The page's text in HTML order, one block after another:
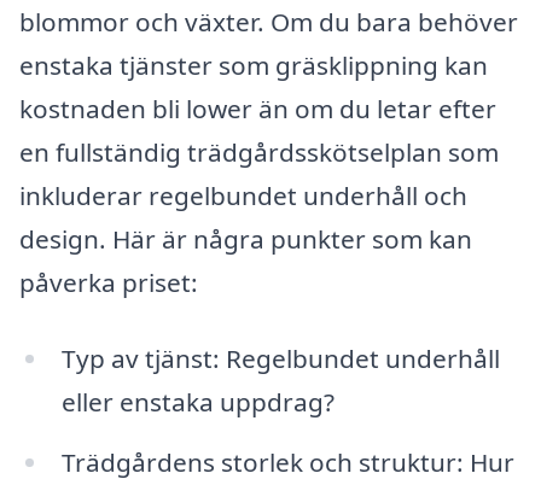
blommor och växter. Om du bara behöver
enstaka tjänster som gräsklippning kan
kostnaden bli lower än om du letar efter
en fullständig trädgårdsskötselplan som
inkluderar regelbundet underhåll och
design. Här är några punkter som kan
påverka priset:
Typ av tjänst: Regelbundet underhåll
eller enstaka uppdrag?
Trädgårdens storlek och struktur: Hur